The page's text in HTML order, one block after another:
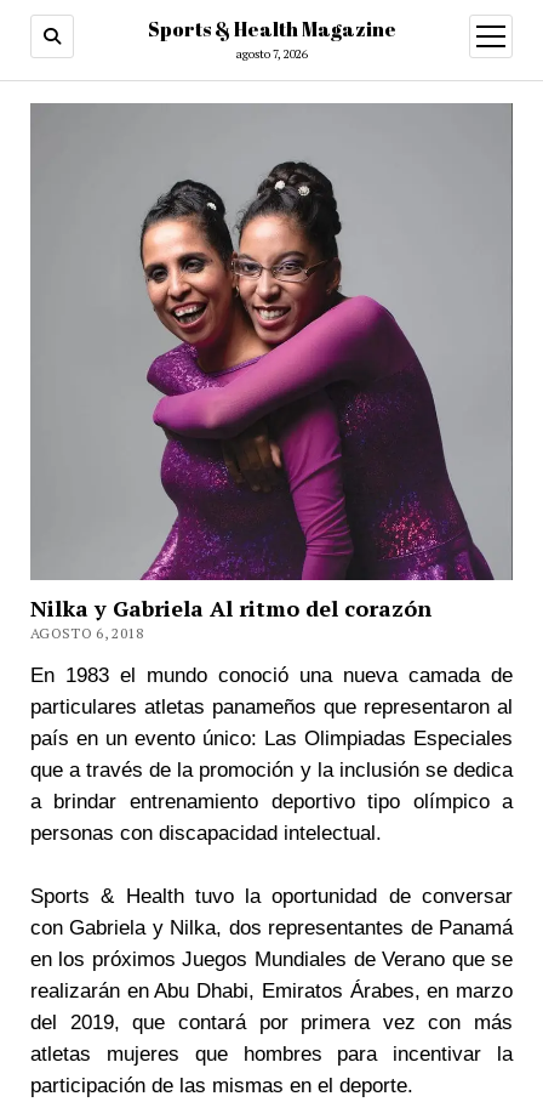
Sports & Health Magazine
agosto 7, 2026
abrir
menú
Nilka y Gabriela Al ritmo del corazón
AGOSTO 6, 2018
En 1983 el mundo conoció una nueva camada de
particulares atletas panameños que representaron al
país en un evento único: Las Olimpiadas Especiales
que a través de la promoción y la inclusión se dedica
a brindar entrenamiento deportivo tipo olímpico a
personas con discapacidad intelectual.
Sports & Health tuvo la oportunidad de conversar
con Gabriela y Nilka, dos representantes de Panamá
en los próximos Juegos Mundiales de Verano que se
realizarán en Abu Dhabi, Emiratos Árabes, en marzo
del 2019, que contará por primera vez con más
atletas mujeres que hombres para incentivar la
participación de las mismas en el deporte.